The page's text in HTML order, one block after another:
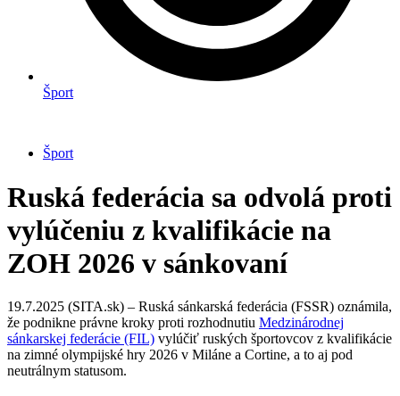
Šport
Šport
Ruská federácia sa odvolá proti
vylúčeniu z kvalifikácie na
ZOH 2026 v sánkovaní
19.7.2025 (SITA.sk) – Ruská sánkarská federácia (FSSR) oznámila,
že podnikne právne kroky proti rozhodnutiu Medzinárodnej
sánkarskej federácie (FIL) vylúčiť ruských športovcov z kvalifikácie
na zimné olympijské hry 2026 v Miláne a Cortine, a to aj pod
neutrálnym statusom.